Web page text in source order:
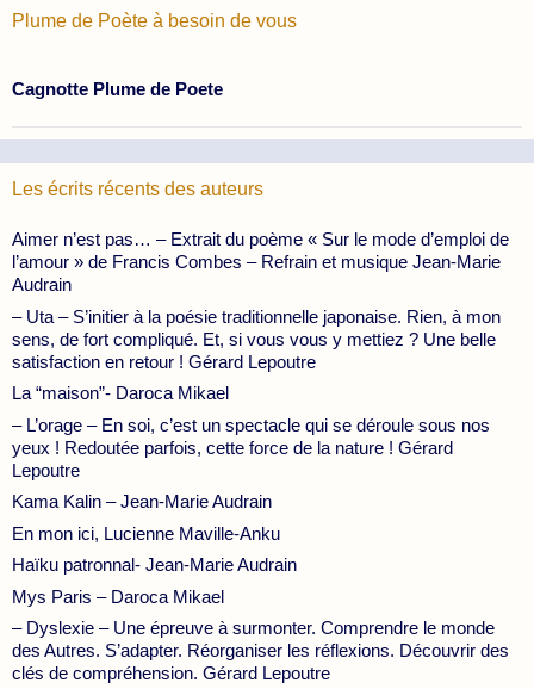
Plume de Poète à besoin de vous
Cagnotte Plume de Poete
Les écrits récents des auteurs
Aimer n’est pas… – Extrait du poème « Sur le mode d’emploi de
l’amour » de Francis Combes – Refrain et musique Jean-Marie
Audrain
– Uta – S’initier à la poésie traditionnelle japonaise. Rien, à mon
sens, de fort compliqué. Et, si vous vous y mettiez ? Une belle
satisfaction en retour ! Gérard Lepoutre
La “maison”- Daroca Mikael
– L’orage – En soi, c’est un spectacle qui se déroule sous nos
yeux ! Redoutée parfois, cette force de la nature ! Gérard
Lepoutre
Kama Kalin – Jean-Marie Audrain
En mon ici, Lucienne Maville-Anku
Haïku patronnal- Jean-Marie Audrain
Mys Paris – Daroca Mikael
– Dyslexie – Une épreuve à surmonter. Comprendre le monde
des Autres. S’adapter. Réorganiser les réflexions. Découvrir des
clés de compréhension. Gérard Lepoutre